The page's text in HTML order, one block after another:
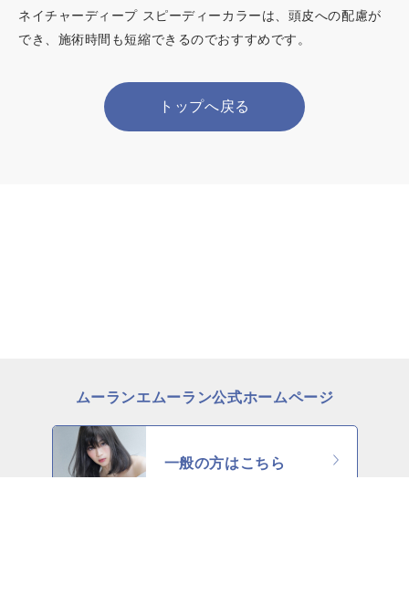
ネイチャーディープ スピーディーカラーは、頭皮への配慮が
でき、施術時間も短縮できるのでおすすめです。
トップへ戻る
ムーランエムーラン公式ホームページ
一般の方はこちら